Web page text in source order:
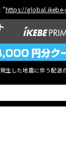
"https://
発生した地震に伴う配送